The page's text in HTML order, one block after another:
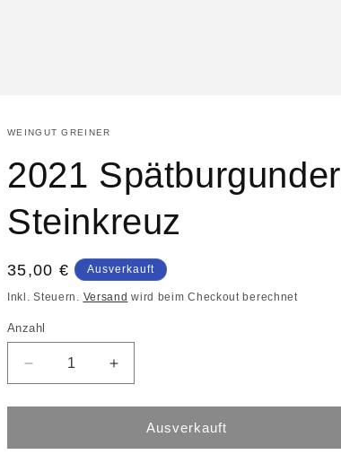
WEINGUT GREINER
2021 Spätburgunder
Steinkreuz
35,00 € Ausverkauft
Inkl. Steuern. Versand wird beim Checkout berechnet
Anzahl
Ausverkauft